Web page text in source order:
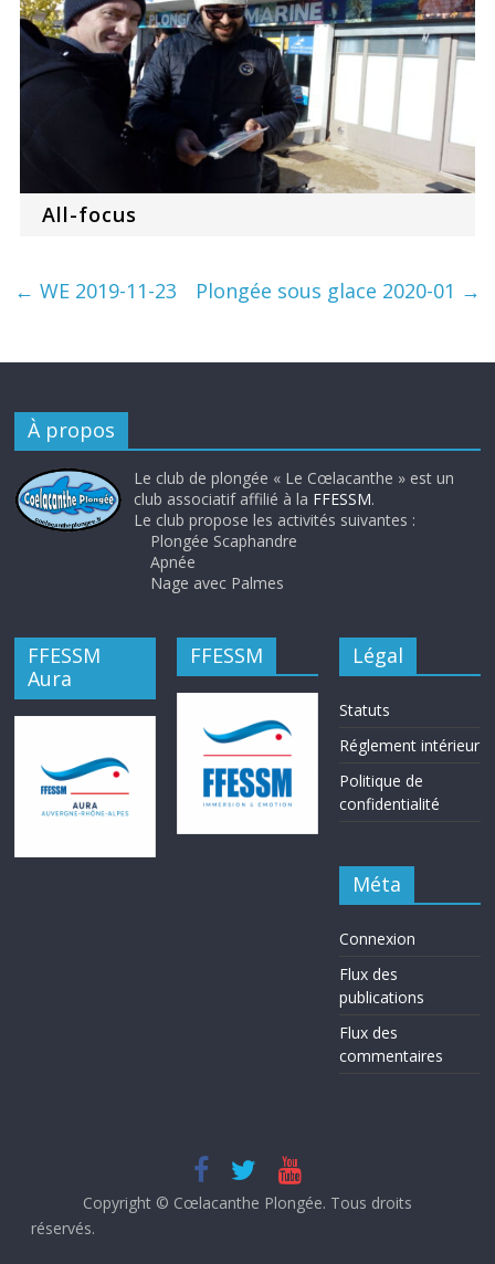
All-focus
← WE 2019-11-23 Plongée sous glace 2020-01 →
À propos
Le club de plongée « Le Cœlacanthe » est un
club associatif affilié à la FFESSM.
Le club propose les activités suivantes :
Plongée Scaphandre
Apnée
Nage avec Palmes
FFESSM
Aura
FFESSM Légal
Statuts
Réglement intérieur
Politique de
confidentialité
Méta
Connexion
Flux des
publications
Flux des
commentaires